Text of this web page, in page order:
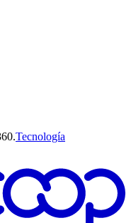
Tecnología